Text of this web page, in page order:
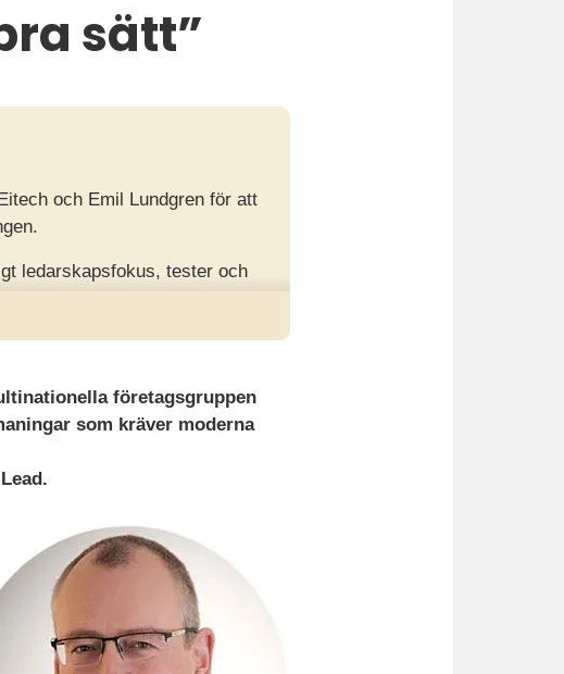
sätt”
och Emil Lundgren för att
ledarskapsfokus, tester och
ledare som matchar både
företagsgruppen
som kräver moderna